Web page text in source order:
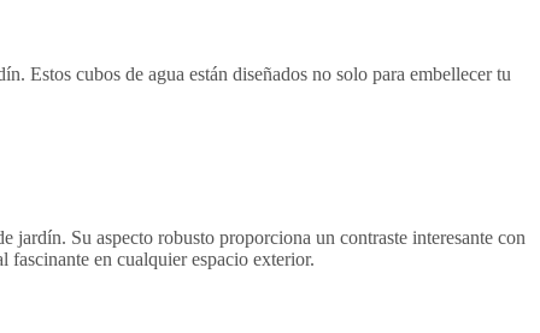
Estos cubos de agua están diseñados no solo para embellecer tu
jardín. Su aspecto robusto proporciona un contraste interesante con
fascinante en cualquier espacio exterior.